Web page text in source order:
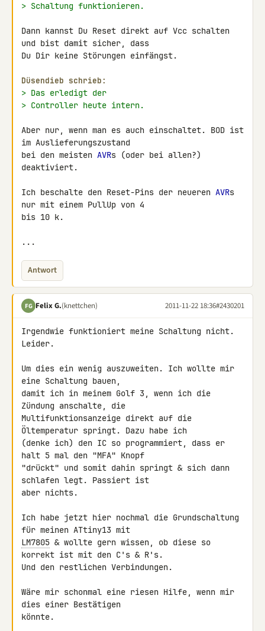
> Schaltung funktionieren.
Dann kannst Du Reset direkt auf Vcc schalten
und bist damit sicher, dass
Du Dir keine Störungen einfängst.
Düsendieb schrieb:
> Das erledigt der
> Controller heute intern.
Aber nur, wenn man es auch einschaltet. BOD ist
im Auslieferungszustand
bei den meisten AVRs (oder bei allen?)
deaktiviert.
Ich beschalte den Reset-Pins der neueren AVRs
nur mit einem PullUp von 4
bis 10 k.
...
Antwort
FG Felix G.(knettchen) 2011-11-22 18:36#2430201
Irgendwie funktioniert meine Schaltung nicht.
Leider.
Um dies ein wenig auszuweiten. Ich wollte mir
eine Schaltung bauen,
damit ich in meinem Golf 3, wenn ich die
Zündung anschalte, die
Multifunktionsanzeige direkt auf die
Öltemperatur springt. Dazu habe ich
(denke ich) den IC so programmiert, dass er
halt 5 mal den "MFA" Knopf
"drückt" und somit dahin springt & sich dann
schlafen legt. Passiert ist
aber nichts.
Ich habe jetzt hier nochmal die Grundschaltung
LM7805 & wollte gern wissen, ob diese so
korrekt ist mit den C's & R's.
Und den restlichen Verbindungen.
Wäre mir schonmal eine riesen Hilfe, wenn mir
dies einer Bestätigen
könnte.